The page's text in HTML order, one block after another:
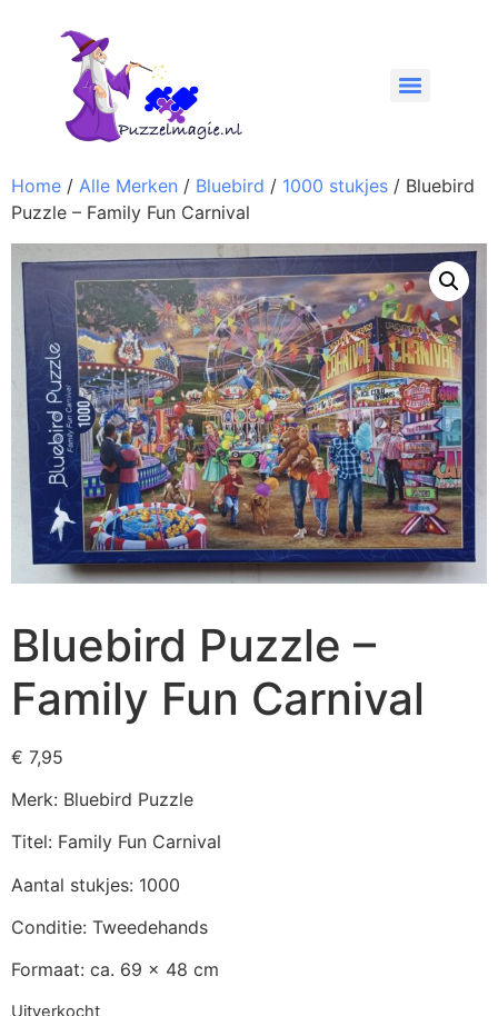
Home / Alle Merken / Bluebird / 1000 stukjes / Bluebird
Puzzle – Family Fun Carnival
Bluebird Puzzle –
Family Fun Carnival
€ 7,95
Merk: Bluebird Puzzle
Titel: Family Fun Carnival
Aantal stukjes: 1000
Conditie: Tweedehands
Formaat: ca. 69 x 48 cm
Uitverkocht